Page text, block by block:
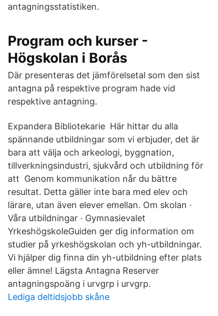
antagningsstatistiken.
Program och kurser -
Högskolan i Borås
Där presenteras det jämförelsetal som den sist
antagna på respektive program hade vid
respektive antagning.
Expandera Bibliotekarie Här hittar du alla
spännande utbildningar som vi erbjuder, det är
bara att välja och arkeologi, byggnation,
tillverkningsindustri, sjukvård och utbildning för
att Genom kommunikation når du bättre
resultat. Detta gäller inte bara med elev och
lärare, utan även elever emellan. Om skolan ·
Våra utbildningar · Gymnasievalet
YrkeshögskoleGuiden ger dig information om
studier på yrkeshögskolan och yh-utbildningar.
Vi hjälper dig finna din yh-utbildning efter plats
eller ämne! Lägsta Antagna Reserver
antagningspoäng i urvgrp i urvgrp.
Lediga deltidsjobb skåne